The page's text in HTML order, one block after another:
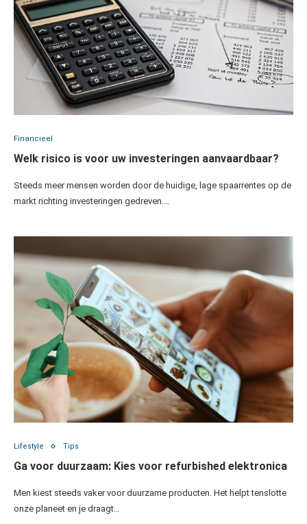
Financieel
Welk risico is voor uw investeringen aanvaardbaar?
Steeds meer mensen worden door de huidige, lage spaarrentes op de
markt richting investeringen gedreven.…
Lifestyle Tips
Ga voor duurzaam: Kies voor refurbished elektronica
Men kiest steeds vaker voor duurzame producten. Het helpt tenslotte
onze planeet en je draagt…